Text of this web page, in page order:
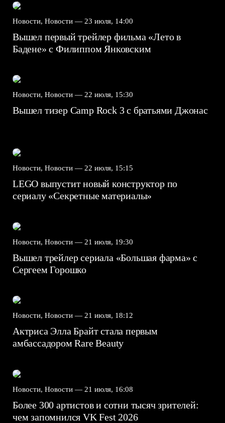
Новости, Новости — 23 июля, 14:00
Вышел первый трейлер фильма «Лето в
Бадене» с Филиппом Янковским
Новости, Новости — 22 июля, 15:30
Вышел тизер Camp Rock 3 с братьями Джонас
Новости, Новости — 22 июля, 15:15
LEGO выпустит новый конструктор по
сериалу «Секретные материалы»
Новости, Новости — 21 июля, 19:30
Вышел трейлер сериала «Большая фарма» с
Сергеем Горошко
Новости, Новости — 21 июля, 18:12
Актриса Элла Брайт стала первым
амбассадором Rare Beauty
Новости, Новости — 21 июля, 16:08
Более 300 артистов и сотни тысяч зрителей:
чем запомнился VK Fest 2026